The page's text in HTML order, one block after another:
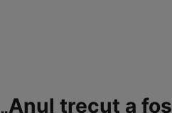
„Anul trecut a